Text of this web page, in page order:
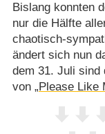
Bislang konnten
nur die Hälfte
chaotisch-
ändert sich nun
dem 31. Juli sind
von „Please Like